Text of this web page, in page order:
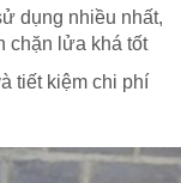
dụng nhiều nhất,
chặn lửa khá tốt
tiết kiệm chi phí